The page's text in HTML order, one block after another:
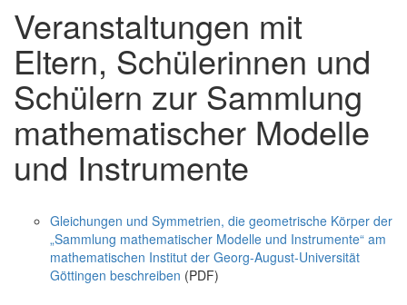
Veranstaltungen mit
Eltern, Schülerinnen und
Schülern zur Sammlung
mathematischer Modelle
und Instrumente
Gleichungen und Symmetrien, die geometrische Körper der
„Sammlung mathematischer Modelle und Instrumente“ am
mathematischen Institut der Georg-August-Universität
Göttingen beschreiben (PDF)